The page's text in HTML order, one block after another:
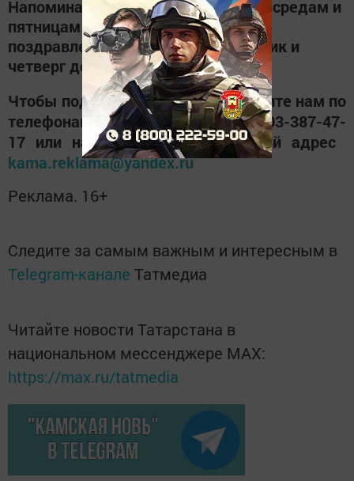
Напоминаем, что «КН» выходит по средам и
пятницам. Последний срок подачи
поздравления/объявления – вторник и
четверг до 10 часов.
Чтобы подать объявление, позвоните нам по
телефонам 8(84378)2-58-39 и +7-903-387-47-
17 или напишите на электронный адрес ​​​​​
kama.reklama@yandex.ru
Реклама. 16+
Следите за самым важным и интересным в
Telegram-канале Татмедиа
Читайте новости Татарстана в
национальном мессенджере MАХ:
https://max.ru/tatmedia